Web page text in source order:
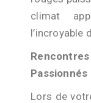
climat
l’incroyable
Passionnés
Lors de